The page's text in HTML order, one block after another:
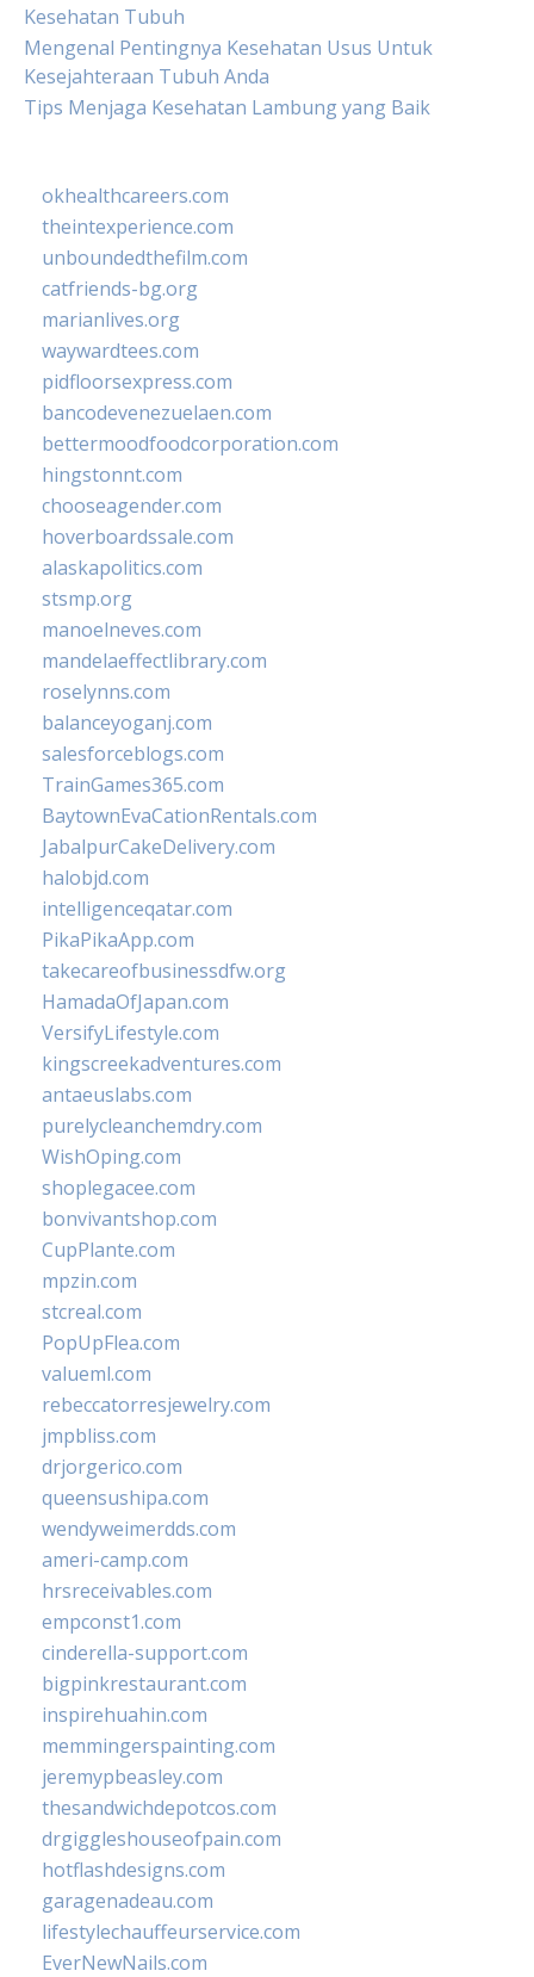
Kesehatan Tubuh
Mengenal Pentingnya Kesehatan Usus Untuk
Kesejahteraan Tubuh Anda
Tips Menjaga Kesehatan Lambung yang Baik
okhealthcareers.com
theintexperience.com
unboundedthefilm.com
catfriends-bg.org
marianlives.org
waywardtees.com
pidfloorsexpress.com
bancodevenezuelaen.com
bettermoodfoodcorporation.com
hingstonnt.com
chooseagender.com
hoverboardssale.com
alaskapolitics.com
stsmp.org
manoelneves.com
mandelaeffectlibrary.com
roselynns.com
balanceyoganj.com
salesforceblogs.com
TrainGames365.com
BaytownEvaCationRentals.com
JabalpurCakeDelivery.com
halobjd.com
intelligenceqatar.com
PikaPikaApp.com
takecareofbusinessdfw.org
HamadaOfJapan.com
VersifyLifestyle.com
kingscreekadventures.com
antaeuslabs.com
purelycleanchemdry.com
WishOping.com
shoplegacee.com
bonvivantshop.com
CupPlante.com
mpzin.com
stcreal.com
PopUpFlea.com
valueml.com
rebeccatorresjewelry.com
jmpbliss.com
drjorgerico.com
queensushipa.com
wendyweimerdds.com
ameri-camp.com
hrsreceivables.com
empconst1.com
cinderella-support.com
bigpinkrestaurant.com
inspirehuahin.com
memmingerspainting.com
jeremypbeasley.com
thesandwichdepotcos.com
drgiggleshouseofpain.com
hotflashdesigns.com
garagenadeau.com
lifestylechauffeurservice.com
EverNewNails.com